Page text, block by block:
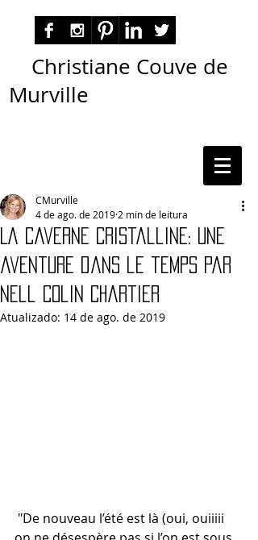
Christiane Couve de
Murville
La Caverne Cristalline: Une
aventure dans le temps par
Nell Colin Chartier
CMurville
4 de ago. de 2019 2 min de leitura
Atualizado: 14 de ago. de 2019